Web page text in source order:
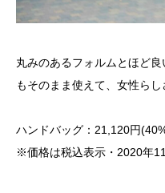
丸みのあるフォルムとほど
もそのまま使えて、女性らし
ハンドバッグ：21,120円
※価格は税込表示・2020年